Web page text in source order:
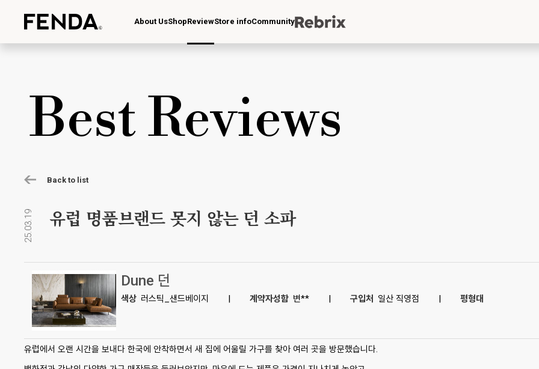
About UsShopReviewStore infoCommunity
Best Reviews
Back to list
25.03.19 유럽 명품브랜드 못지 않는 던 소파
Dune 던
색상 러스틱_샌드베이지 | 계약자성함 변** | 구입처 일산 직영점 | 평형대
유럽에서 오랜 시간을 보내다 한국에 안착하면서 새 집에 어울릴 가구를 찾아 여러 곳을 방문했습니다.